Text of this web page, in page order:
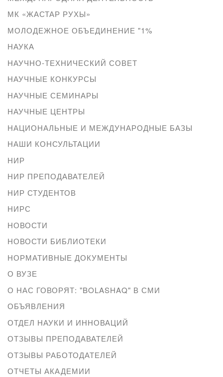
МК «ЖАСТАР РУХЫ»
МОЛОДЕЖНОЕ ОБЪЕДИНЕНИЕ "1%
НАУКА
НАУЧНО-ТЕХНИЧЕСКИЙ СОВЕТ
НАУЧНЫЕ КОНКУРСЫ
НАУЧНЫЕ СЕМИНАРЫ
НАУЧНЫЕ ЦЕНТРЫ
НАЦИОНАЛЬНЫЕ И МЕЖДУНАРОДНЫЕ БАЗЫ
НАШИ КОНСУЛЬТАЦИИ
НИР
НИР ПРЕПОДАВАТЕЛЕЙ
НИР СТУДЕНТОВ
НИРС
НОВОСТИ
НОВОСТИ БИБЛИОТЕКИ
НОРМАТИВНЫЕ ДОКУМЕНТЫ
О ВУЗЕ
О НАС ГОВОРЯТ: "BOLASHAQ" В СМИ
ОБЪЯВЛЕНИЯ
ОТДЕЛ НАУКИ И ИННОВАЦИЙ
ОТЗЫВЫ ПРЕПОДАВАТЕЛЕЙ
ОТЗЫВЫ РАБОТОДАТЕЛЕЙ
ОТЧЕТЫ АКАДЕМИИ